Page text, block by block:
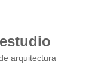
arquitectura